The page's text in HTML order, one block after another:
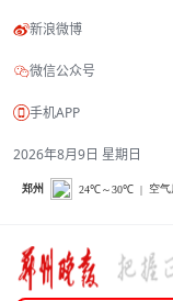
新浪微博
微信公众号
手机APP
2026年8月9日 星期日